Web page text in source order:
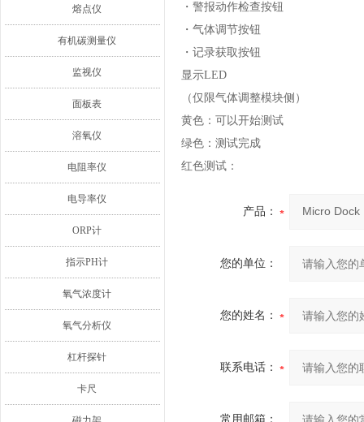
熔点仪
有机碳测量仪
监视仪
面板表
溶氧仪
电阻率仪
电导率仪
ORP计
指示PH计
氧气浓度计
氧气分析仪
杠杆探针
卡尺
・警报动作检查按钮
・气体调节按钮
・记录获取按钮
显示LED
（仅限气体调整模块侧）
黄色：可以开始测试
绿色：测试完成
红色测试：
产品：
您的单位：
您的姓名：
联系电话：
常用邮箱：